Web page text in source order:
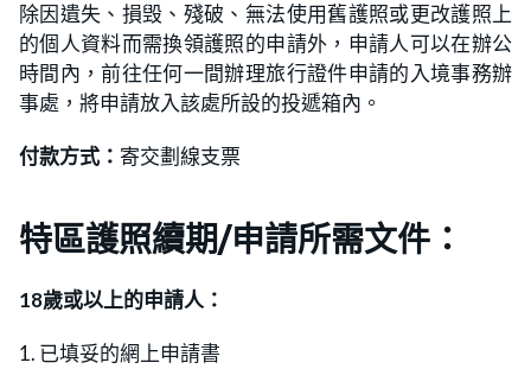
除因遺失、損毁、殘破、無法使用舊護照或更改護照上
的個人資料而需換領護照的申請外，申請人可以在辦公
時間內，前往任何一間辦理旅行證件申請的入境事務辦
事處，將申請放入該處所設的投遞箱內。
付款方式： 寄交劃線支票
特區護照續期/申請所需文件：
18歲或以上的申請人：
1. 已填妥的網上申請書